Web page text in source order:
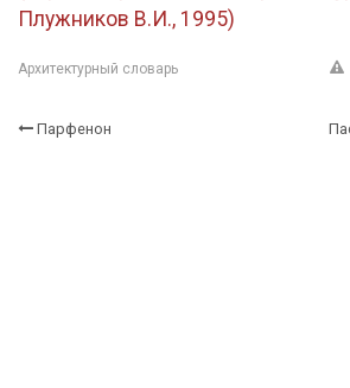
Плужников В.И., 1995)
Архитектурный словарь
Парфенон